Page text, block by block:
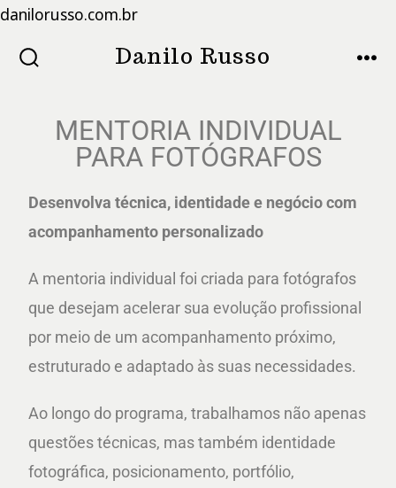
danilorusso.com.br
Danilo Russo
MENTORIA INDIVIDUAL
PARA FOTÓGRAFOS
Desenvolva técnica, identidade e negócio com
acompanhamento personalizado
A mentoria individual foi criada para fotógrafos
que desejam acelerar sua evolução profissional
por meio de um acompanhamento próximo,
estruturado e adaptado às suas necessidades.
Ao longo do programa, trabalhamos não apenas
questões técnicas, mas também identidade
fotográfica, posicionamento, portfólio,